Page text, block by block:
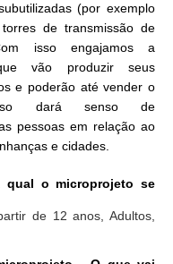
(por exemplo
de transmissão de
isso engajamos a
vão produzir seus
e poderão até vender o
dará senso de
pessoas em relação ao
e cidades.
qual o microprojeto se
de 12 anos, Adultos,